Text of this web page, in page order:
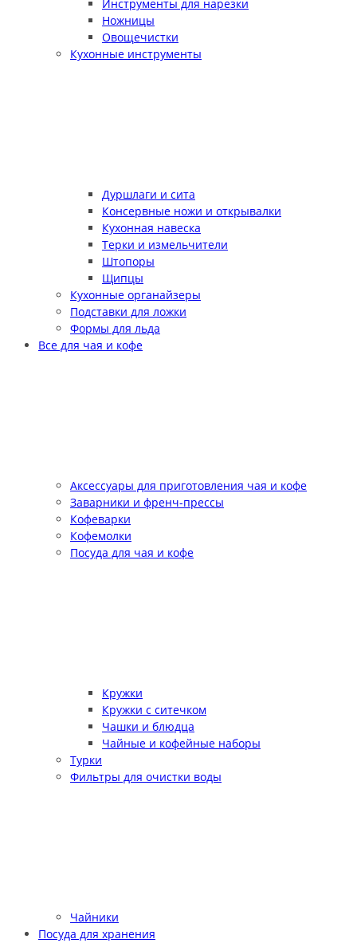
Инструменты для нарезки
Ножницы
Овощечистки
Кухонные инструменты
Дуршлаги и сита
Консервные ножи и открывалки
Кухонная навеска
Терки и измельчители
Штопоры
Щипцы
Кухонные органайзеры
Подставки для ложки
Формы для льда
Все для чая и кофе
Аксессуары для приготовления чая и кофе
Заварники и френч-прессы
Кофеварки
Кофемолки
Посуда для чая и кофе
Кружки
Кружки с ситечком
Чашки и блюдца
Чайные и кофейные наборы
Турки
Фильтры для очистки воды
Чайники
Посуда для хранения